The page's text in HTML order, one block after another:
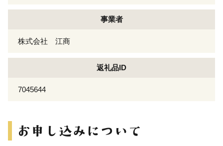
事業者
株式会社 江商
返礼品ID
7045644